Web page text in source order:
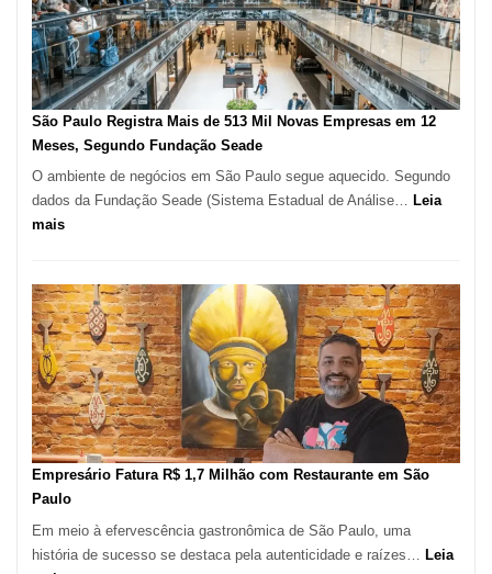
–
Kabuk
Esfihas
São Paulo Registra Mais de 513 Mil Novas Empresas em 12
Meses, Segundo Fundação Seade
O ambiente de negócios em São Paulo segue aquecido. Segundo
dados da Fundação Seade (Sistema Estadual de Análise… Leia
mais:
Registra
Mais
de
513
Mil
Novas
Empresas
em
Segundo
Fundação
Empresário Fatura R$ 1,7 Milhão com Restaurante em São
Paulo
Em meio à efervescência gastronômica de São Paulo, uma
história de sucesso se destaca pela autenticidade e raízes…
Leia